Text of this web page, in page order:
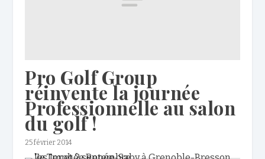
Pro Golf Group
réinvente la journée
Professionnelle au salon
du golf !
25 février 2014